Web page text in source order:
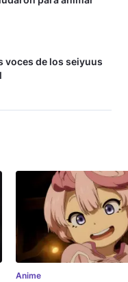
voces de los seiyuus
Anime